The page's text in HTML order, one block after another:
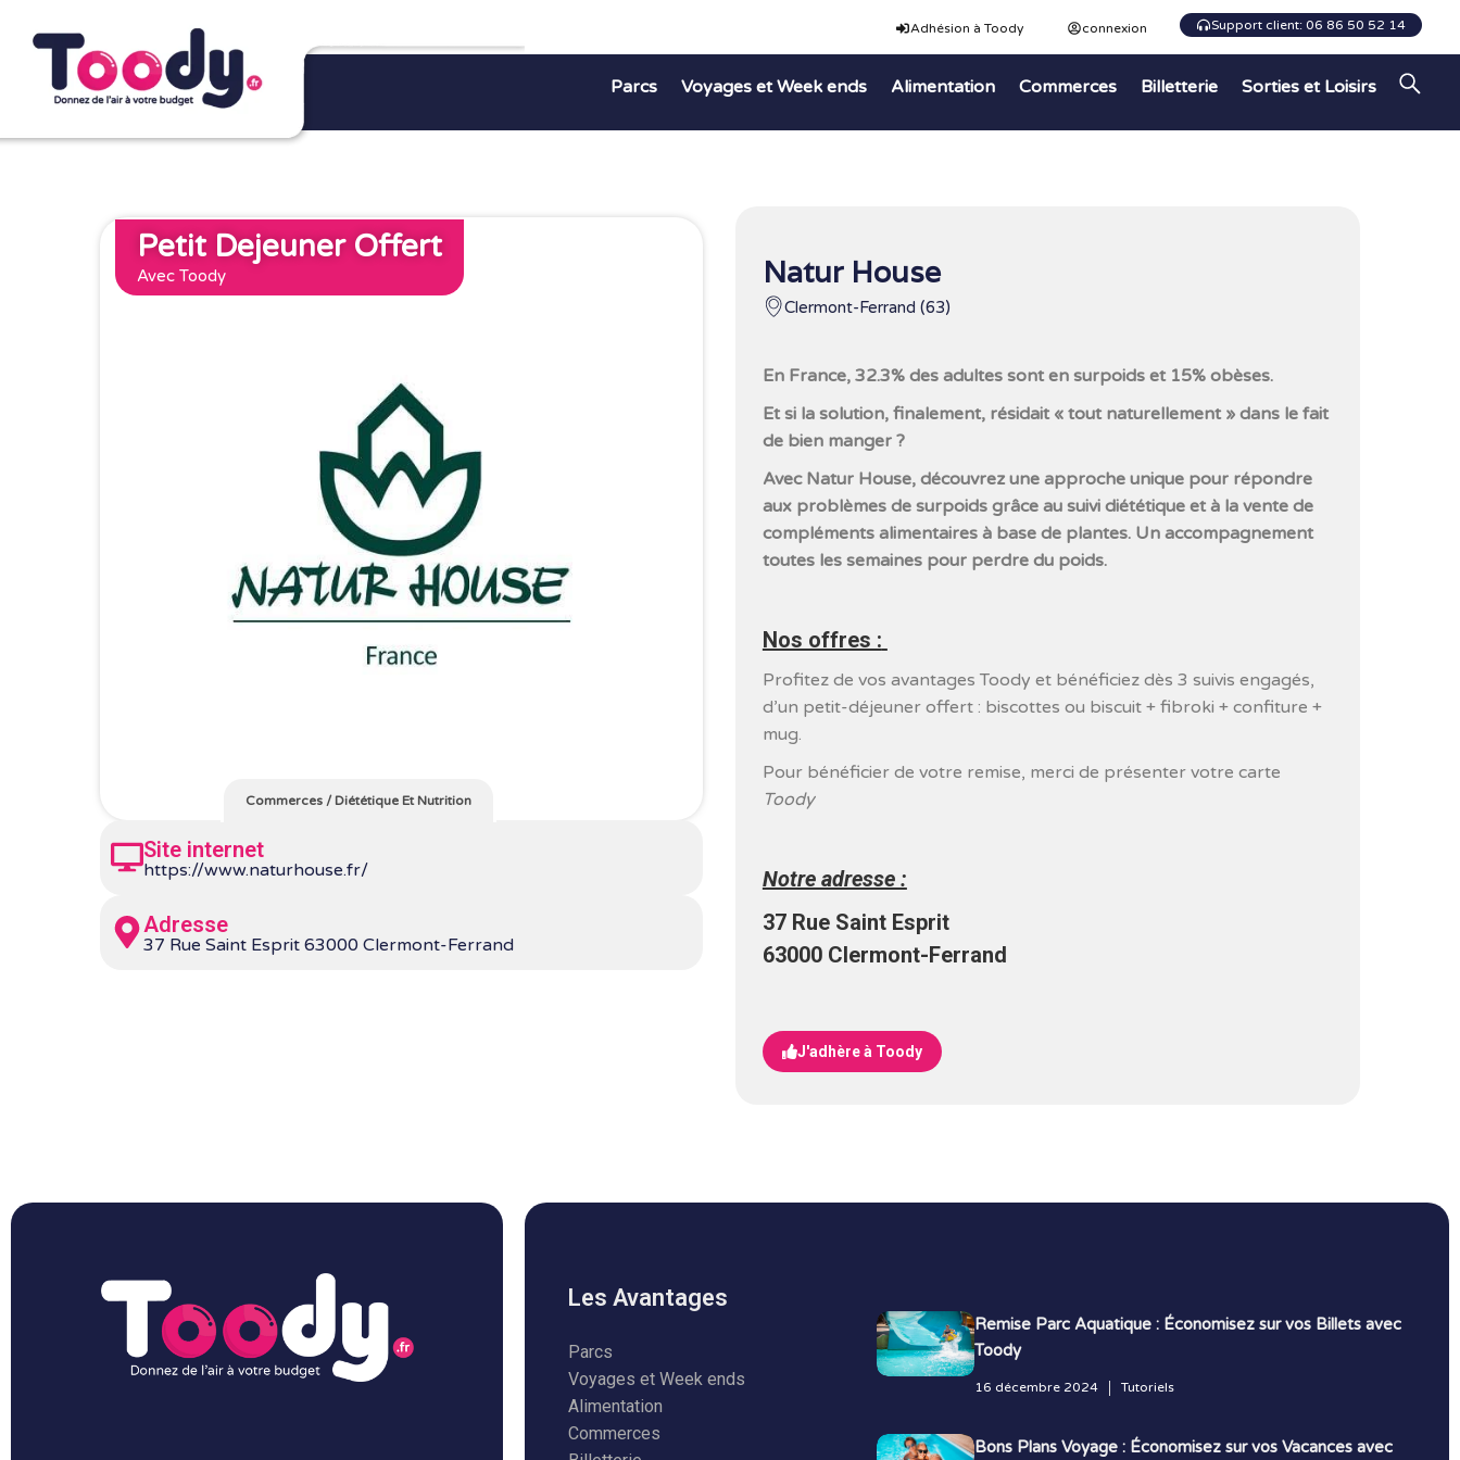
Adhésion à Toody connexion Support client: 06 86 50 52 14
Parcs Voyages et Week ends Alimentation Commerces Billetterie Sorties et Loisirs
Petit Dejeuner Offert
Avec Toody
Commerces/Diététique Et Nutrition
Site internet
https://www.naturhouse.fr/
Adresse
37 Rue Saint Esprit 63000 Clermont-Ferrand
Natur House
Clermont-Ferrand (63)
En France, 32.3% des adultes sont en surpoids et 15% obèses.
Et si la solution, finalement, résidait « tout naturellement » dans le fait
de bien manger ?
Avec Natur House, découvrez une approche unique pour répondre
aux problèmes de surpoids grâce au suivi diététique et à la vente de
compléments alimentaires à base de plantes. Un accompagnement
toutes les semaines pour perdre du poids.
Nos offres :
Profitez de vos avantages Toody et bénéficiez dès 3 suivis engagés,
d’un petit-déjeuner offert : biscottes ou biscuit + fibroki + confiture +
mug.
Pour bénéficier de votre remise, merci de présenter votre carte
Toody
Notre adresse :
37 Rue Saint Esprit
63000 Clermont-Ferrand
J'adhère à Toody
Les Avantages
Parcs
Voyages et Week ends
Alimentation
Commerces
Remise Parc Aquatique : Économisez sur vos Billets avec
Toody
16 décembre 2024 Tutoriels
Bons Plans Voyage : Économisez sur vos Vacances avec